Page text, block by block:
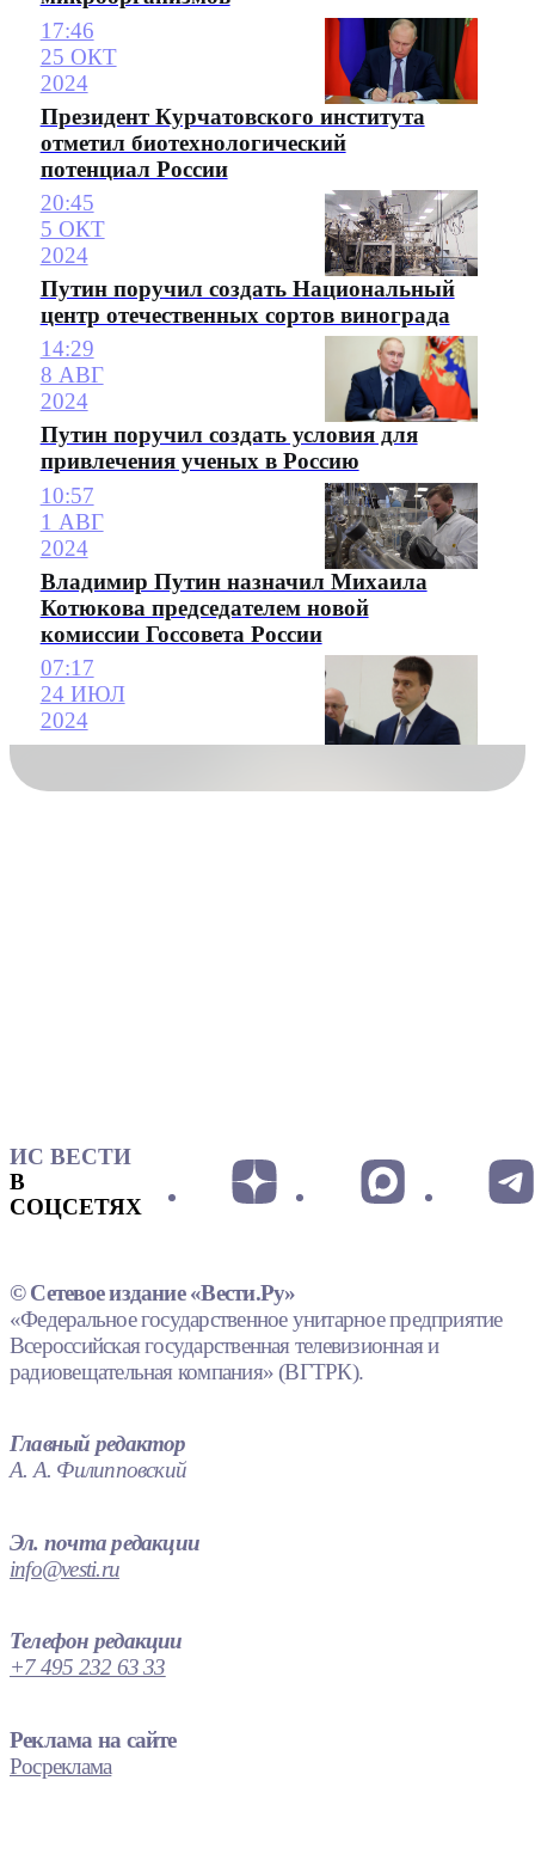
17:46
25 ОКТ
2024
Президент Курчатовского института
отметил биотехнологический
потенциал России
20:45
5 ОКТ
2024
Путин поручил создать Национальный
центр отечественных сортов винограда
14:29
8 АВГ
2024
Путин поручил создать условия для
привлечения ученых в Россию
10:57
1 АВГ
2024
Владимир Путин назначил Михаила
Котюкова председателем новой
комиссии Госсовета России
07:17
24 ИЮЛ
2024
ИС ВЕСТИ
В
СОЦСЕТЯХ
© Сетевое издание «Вести.Ру»
«Федеральное государственное унитарное предприятие
Всероссийская государственная телевизионная и
радиовещательная компания» (ВГТРК).
Главный редактор
А. А. Филипповский
Эл. почта редакции
info@vesti.ru
Телефон редакции
+7 495 232 63 33
Реклама на сайте
Росреклама